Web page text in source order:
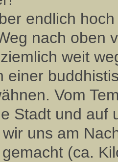
endlich
nach oben
weit
einer
Vom
Stadt und auf
uns am
(ca.